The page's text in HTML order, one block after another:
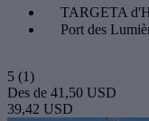
TARGETA
Port des
5 (1)
Des de 41,50 USD
39,42 USD